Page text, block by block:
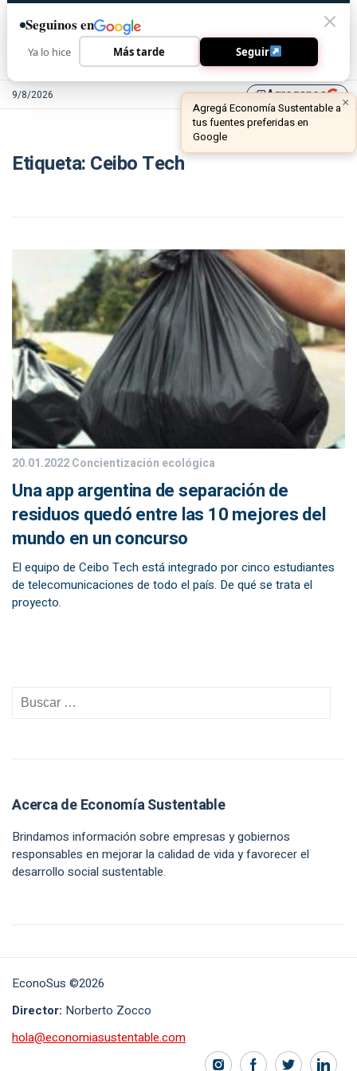
9/8/2026 library_addAgreganos ×
Agregá Economía Sustentable a
tus fuentes preferidas en
Google
Etiqueta: Ceibo Tech
20.01.2022Concientización ecológica
Una app argentina de separación de
residuos quedó entre las 10 mejores del
mundo en un concurso
El equipo de Ceibo Tech está integrado por cinco estudiantes
de telecomunicaciones de todo el país. De qué se trata el
proyecto.
Acerca de Economía Sustentable
Brindamos información sobre empresas y gobiernos
responsables en mejorar la calidad de vida y favorecer el
desarrollo social sustentable.
EconoSus ©2026
Director: Norberto Zocco
hola@economiasustentable.com
Seguinos en
Ya lo hice Más tarde Seguir